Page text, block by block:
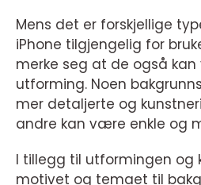
Mens det er forskjellige
iPhone tilgjengelig for
merke seg at de også
utforming. Noen
mer detaljerte og
andre kan være enkle og
I tillegg til utformingen og
motivet og temaet til